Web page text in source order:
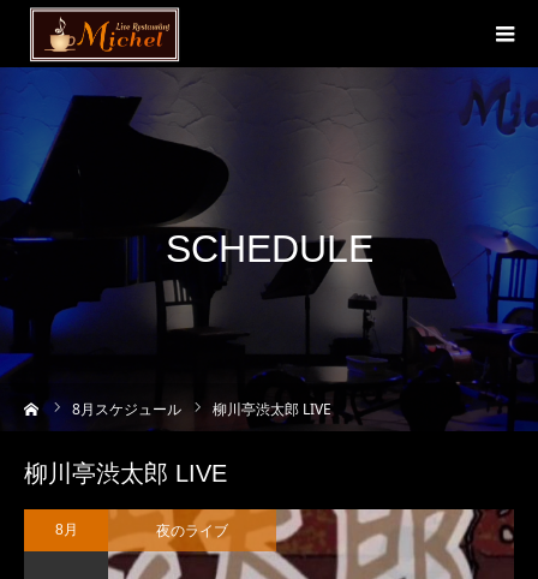
SCHEDULE
8月スケジュール 柳川亭渋太郎 LIVE
柳川亭渋太郎 LIVE
8月 夜のライブ